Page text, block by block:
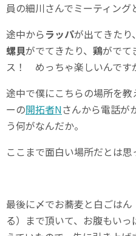
員の細川さんでミーティング
途中からラッパが出てきたり、
螺貝がでてきたり、 鶏がでて
ス！ めっちゃ楽しいんです
途中で僕にこちらの場所を
ーの開拓者Nさんから電話が
う何がなんだか。
ここまで面白い場所だとは思
最後に〆でお蕎麦と白ごは
る）まで頂いて、お腹もい